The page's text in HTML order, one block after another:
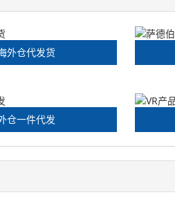
外仓代发货
仓一件代发